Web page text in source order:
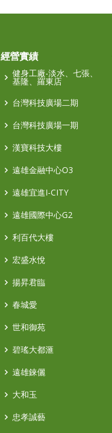
經營實績
健身工廠-淡水、七張、
基隆、羅東店
台灣科技廣場二期
台灣科技廣場一期
漢寶科技大樓
遠雄金融中心O3
遠雄宜進I-CITY
遠雄國際中心G2
利百代大樓
宏盛水悅
揚昇君臨
春城愛
世和御苑
碧瑤大都滙
遠雄錸儷
大和玉
忠孝誠藝